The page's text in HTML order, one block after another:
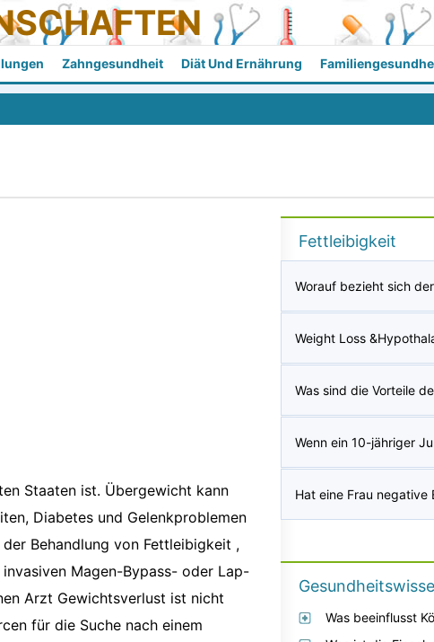
Zahngesundheit Diät Und Ernährung
Staaten ist. Übergewicht kann
Diabetes und Gelenkproblemen
Behandlung von Fettleibigkeit ,
Magen-Bypass- oder Lap-
Arzt Gewichtsverlust ist nicht
für die Suche nach einem
Fettleibigkeit
Weight Loss
Was beeinflusst